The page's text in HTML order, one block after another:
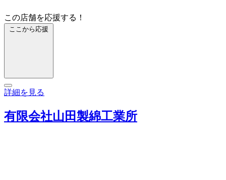
この店舗を応援する！
ここから応援
詳細を見る
有限会社山田製綿工業所